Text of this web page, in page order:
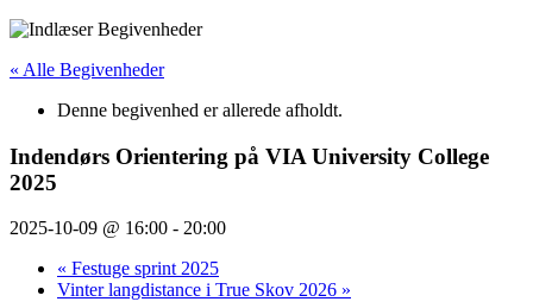
« Alle Begivenheder
Denne begivenhed er allerede afholdt.
Indendørs Orientering på VIA University College
2025
2025-10-09 @ 16:00 - 20:00
« Festuge sprint 2025
Vinter langdistance i True Skov 2026 »